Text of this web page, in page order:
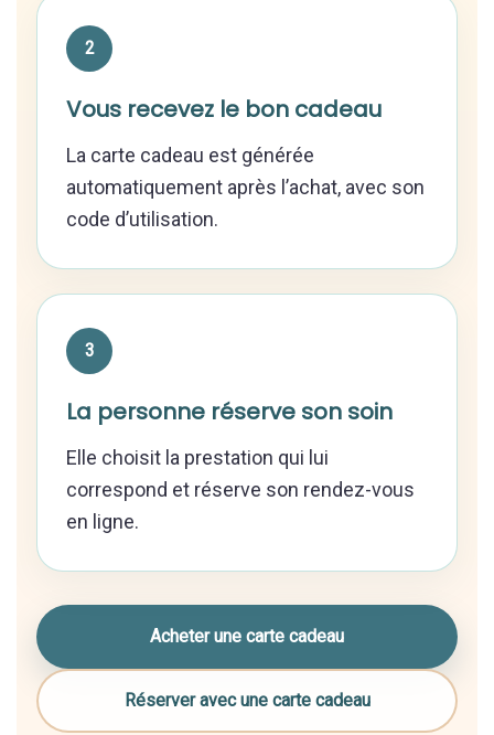
Vous recevez le bon cadeau
La carte cadeau est générée
automatiquement après l’achat, avec son
code d’utilisation.
La personne réserve son soin
Elle choisit la prestation qui lui
correspond et réserve son rendez-vous
en ligne.
Acheter une carte cadeau
Réserver avec une carte cadeau